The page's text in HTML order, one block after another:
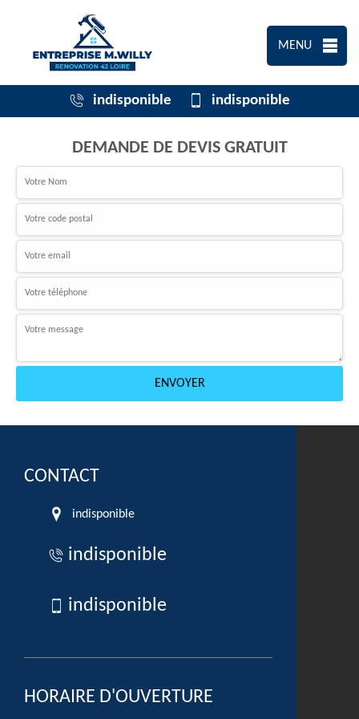
MENU
indisponible indisponible
DEMANDE DE DEVIS GRATUIT
CONTACT
indisponible
indisponible
indisponible
HORAIRE D'OUVERTURE